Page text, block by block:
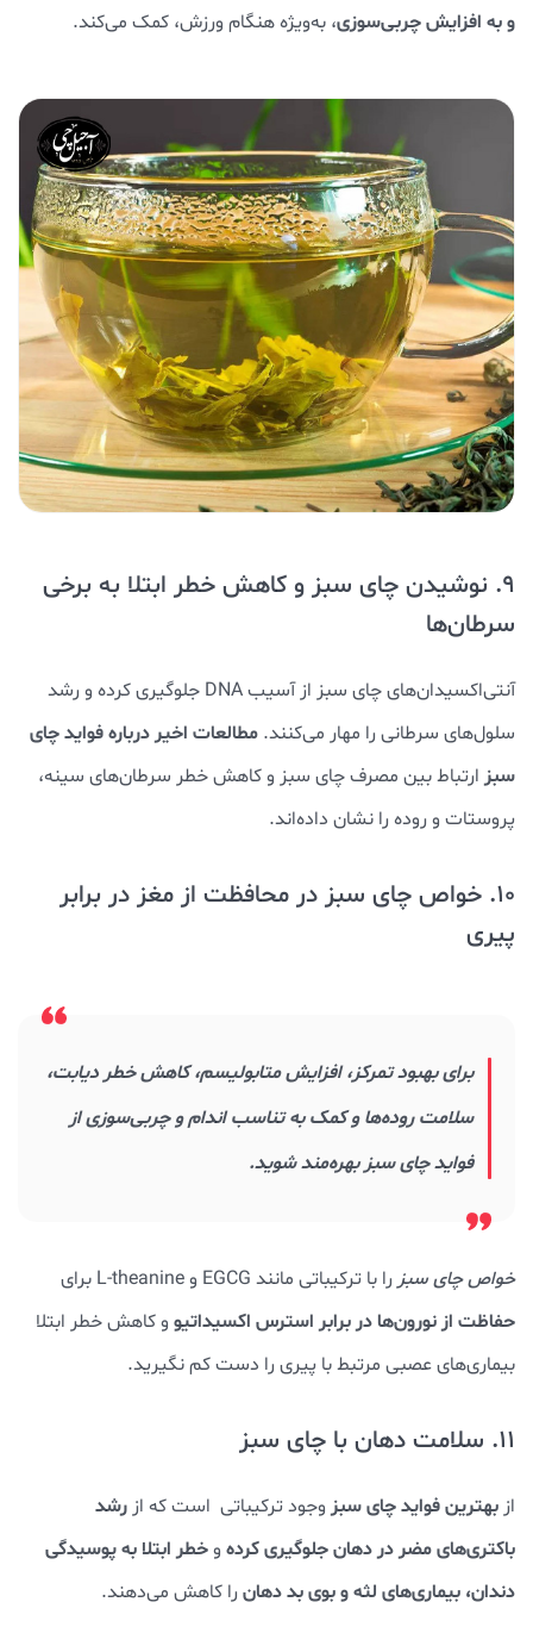
و به افزایش چربی‌سوزی، به‌ویژه هنگام ورزش، کمک می‌کند.
9. نوشیدن چای سبز و کاهش خطر ابتلا به برخی
سرطان‌ها
آنتی‌اکسیدان‌های چای سبز از آسیب DNA جلوگیری کرده و رشد
سلول‌های سرطانی را مهار می‌کنند. مطالعات اخیر درباره فواید چای
سبز ارتباط بین مصرف چای سبز و کاهش خطر سرطان‌های سینه،
پروستات و روده را نشان داده‌اند.
10. خواص چای سبز در محافظت از مغز در برابر
پیری
برای بهبود تمرکز، افزایش متابولیسم، کاهش خطر دیابت،
سلامت روده‌ها و کمک به تناسب اندام و چربی‌سوزی از
فواید چای سبز بهره‌مند شوید.
خواص چای سبز را با ترکیباتی مانند EGCG و L-theanine برای
حفاظت از نورون‌ها در برابر استرس اکسیداتیو و کاهش خطر ابتلا
بیماری‌های عصبی مرتبط با پیری را دست کم نگیرید.
11. سلامت دهان با چای سبز
از بهترین فواید چای سبز وجود ترکیباتی است که از رشد
باکتری‌های مضر در دهان جلوگیری کرده وخطر ابتلا به پوسیدگی
دندان، بیماری‌های لثه و بوی بد دهان را کاهش می‌دهند.